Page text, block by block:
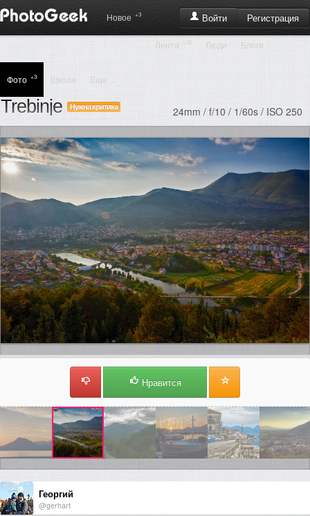
Войти Регистрация
Новое +3
Лента Люди Блоги
Фото +3 Школа Еще ...
Trebinje Нужна критика 24mm / f/10 / 1/60s / ISO 250
Нравится
Георгий
@gerhart